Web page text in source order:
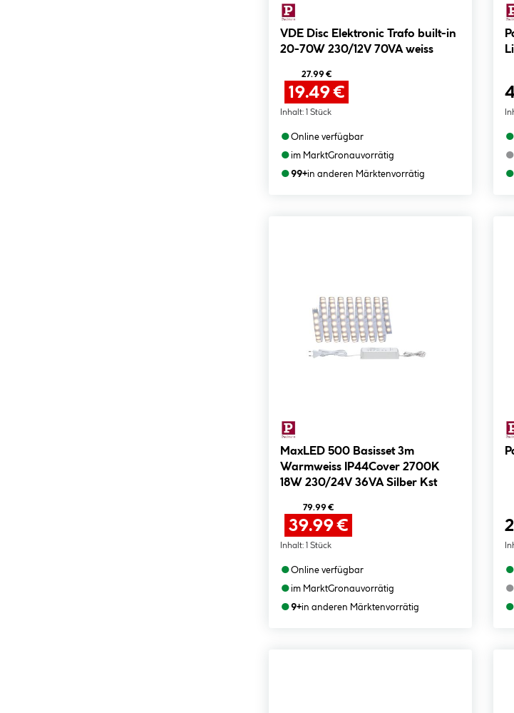
VDE Disc Elektronic Trafo built-in
20-70W 230/12V 70VA weiss
27.99 €
19.49 €
Inhalt: 1 Stück
●Online verfügbar
●im MarktGronauvorrätig
●99+in anderen Märktenvorrätig
●
●
●
MaxLED 500 Basisset 3m
Warmweiss IP44Cover 2700K
18W 230/24V 36VA Silber Kst
79.99 €
39.99 €
Inhalt: 1 Stück
●Online verfügbar
●im MarktGronauvorrätig
●9+in anderen Märktenvorrätig
●
●
●